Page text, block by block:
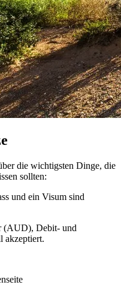
die wichtigsten Dinge, die
sollten:
und ein Visum sind
(AUD), Debit- und
akzeptiert.